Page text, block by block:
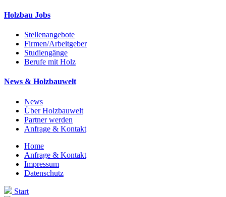
Holzbau Jobs
Stellenangebote
Firmen/Arbeitgeber
Studiengänge
Berufe mit Holz
News & Holzbauwelt
News
Über Holzbauwelt
Partner werden
Anfrage & Kontakt
Home
Anfrage & Kontakt
Impressum
Datenschutz
Start